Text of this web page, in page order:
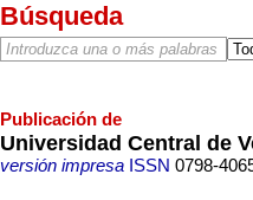
Búsqueda
Publicación de
Universidad Central de
versión impresaISSN 0798-